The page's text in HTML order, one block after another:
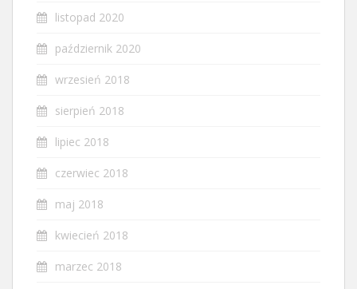
listopad 2020
październik 2020
wrzesień 2018
sierpień 2018
lipiec 2018
czerwiec 2018
maj 2018
kwiecień 2018
marzec 2018